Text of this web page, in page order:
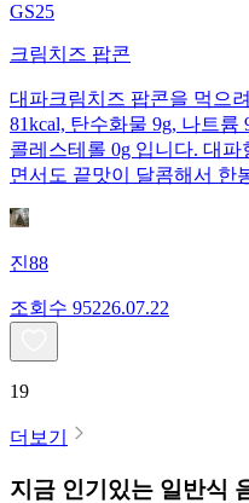
GS25
크림치즈 팝콘
대파크림치즈 팝콘을 먹으
81kcal, 탄수화물 9g, 나트륨
콜레스테롤 0g 입니다. 대
면서도 끝맛이 달콤해서 한
진88
조회수 95226.07.22
19
더보기
지금 인기있는 일반식